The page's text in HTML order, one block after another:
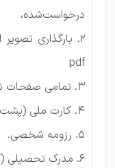
درخواست‌شده،
2. بارگذاری
pdf
3. تمامی صفحات شناسنامه.
4. کارت ملی (پشت و رو).
5. رزومه شخصی.
6. مدرک تحصیلی (گواهی موقت یا دانشنامه).